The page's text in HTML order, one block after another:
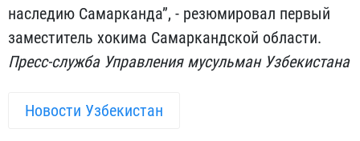
наследию Самарканда”, - резюмировал первый
заместитель хокима Самаркандской области.
Пресс-служба Управления мусульман Узбекистана
Новости Узбекистан